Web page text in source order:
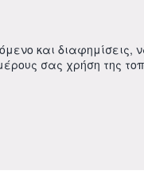
και διαφημίσεις,
σας χρήση της